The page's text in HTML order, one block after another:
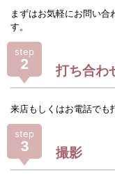
まずはお気軽にお問い合
す。
step
2 打ち合わ
来店もしくはお電話でも
step
3 撮影